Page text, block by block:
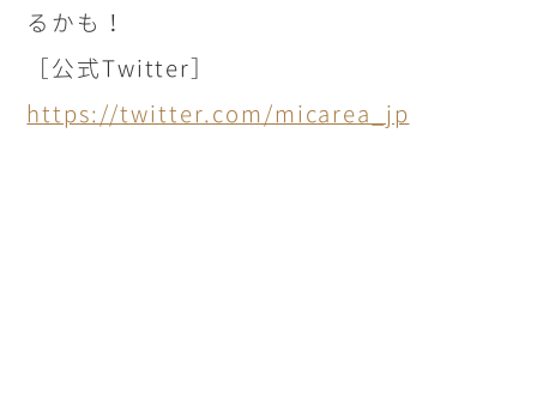
るかも！
［公式Twitter］
https://twitter.com/micarea_jp